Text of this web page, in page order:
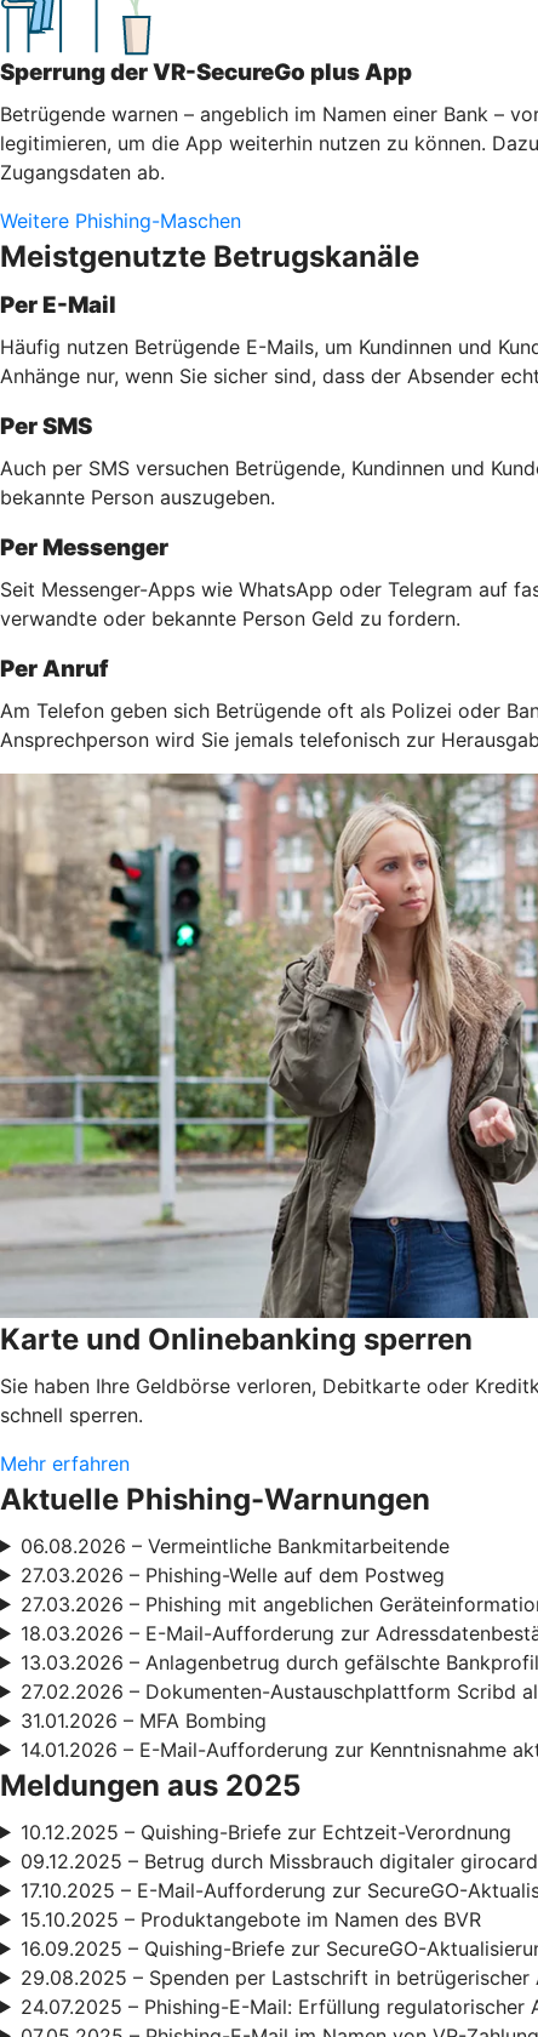
Sperrung der VR-SecureGo plus App
Betrügende warnen – angeblich im Namen einer Bank –
legitimieren, um die App weiterhin nutzen zu können.
Zugangsdaten ab.
Weitere Phishing-Maschen
Meistgenutzte Betrugskanäle
Per E-Mail
Häufig nutzen Betrügende E-Mails, um Kundinnen und
Anhänge nur, wenn Sie sicher sind, dass der Absender
Per SMS
Auch per SMS versuchen Betrügende, Kundinnen und
bekannte Person auszugeben.
Per Messenger
Seit Messenger-Apps wie WhatsApp oder Telegram auf
verwandte oder bekannte Person Geld zu fordern.
Per Anruf
Am Telefon geben sich Betrügende oft als Polizei oder
Ansprechperson wird Sie jemals telefonisch zur
Karte und Onlinebanking sperren
Sie haben Ihre Geldbörse verloren, Debitkarte oder
schnell sperren.
Mehr erfahren
Aktuelle Phishing-Warnungen
06.08.2026 – Vermeintliche Bankmitarbeitende
27.03.2026 – Phishing-Welle auf dem Postweg
27.03.2026 – Phishing mit angeblichen
18.03.2026 – E-Mail-Aufforderung zur
13.03.2026 – Anlagenbetrug durch gefälschte
27.02.2026 – Dokumenten-Austauschplattform Scribd
31.01.2026 – MFA Bombing
14.01.2026 – E-Mail-Aufforderung zur Kenntnisnahme
Meldungen aus 2025
10.12.2025 – Quishing-Briefe zur Echtzeit-Verordnung
09.12.2025 – Betrug durch Missbrauch digitaler
17.10.2025 – E-Mail-Aufforderung zur SecureGO-
15.10.2025 – Produktangebote im Namen des BVR
16.09.2025 – Quishing-Briefe zur SecureGO-
29.08.2025 – Spenden per Lastschrift in betrügerischer
24.07.2025 – Phishing-E-Mail: Erfüllung regulatorischer